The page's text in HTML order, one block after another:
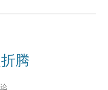
腾